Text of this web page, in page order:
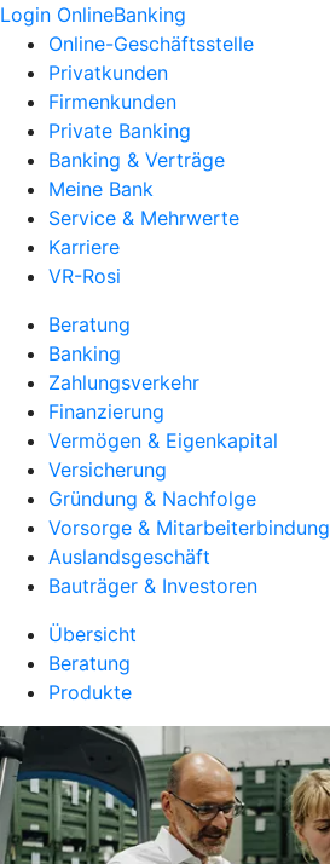
Login OnlineBanking
Online-Geschäftsstelle
Privatkunden
Firmenkunden
Private Banking
Banking & Verträge
Meine Bank
Service & Mehrwerte
Karriere
VR-Rosi
Beratung
Banking
Zahlungsverkehr
Finanzierung
Vermögen & Eigenkapital
Versicherung
Gründung & Nachfolge
Vorsorge & Mitarbeiterbindung
Auslandsgeschäft
Bauträger & Investoren
Übersicht
Beratung
Produkte